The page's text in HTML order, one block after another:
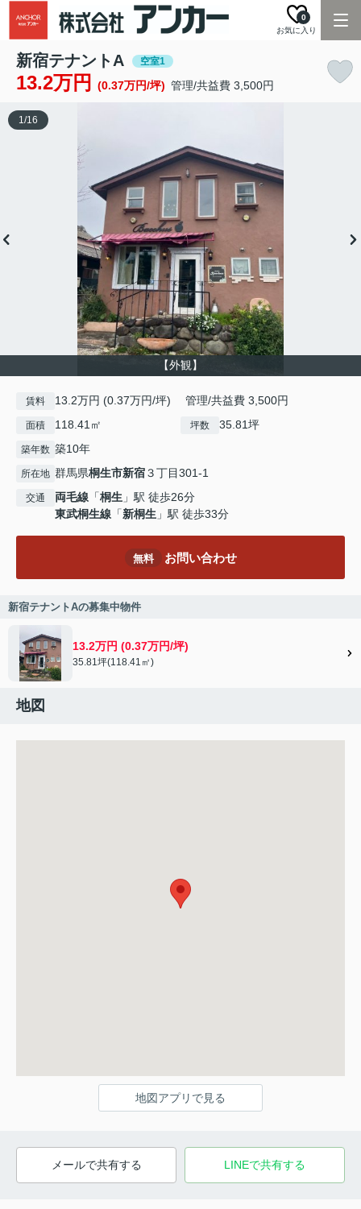
お気に入り
0
新宿テナントA 空室1
13.2万円 (0.37万円/坪) 管理/共益費 3,500円
【外観】
1/16
賃料 13.2万円 (0.37万円/坪) 管理/共益費 3,500円
面積 118.41㎡ 坪数 35.81坪
築年数 築10年
所在地 群馬県桐生市新宿３丁目301-1
交通 両毛線 「桐生 」駅 徒歩26分
東武桐生線 「新桐生 」駅 徒歩33分
無料 お問い合わせ
新宿テナントAの募集中物件
13.2万円 (0.37万円/坪)
35.81坪(118.41㎡)
地図
地図アプリで見る
メールで共有する LINEで共有する